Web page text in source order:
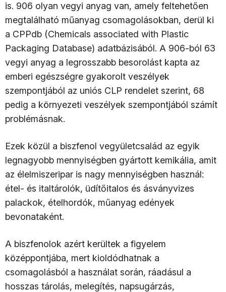
is. 906 olyan vegyi anyag van, amely feltehetően
megtalálható műanyag csomagolásokban, derül ki
a CPPdb (Chemicals associated with Plastic
Packaging Database) adatbázisából. A 906-ból 63
vegyi anyag a legrosszabb besorolást kapta az
emberi egészségre gyakorolt veszélyek
szempontjából az uniós CLP rendelet szerint, 68
pedig a környezeti veszélyek szempontjából számít
problémásnak.
Ezek közül a biszfenol vegyületcsalád az egyik
legnagyobb mennyiségben gyártott kemikália, amit
az élelmiszeripar is nagy mennyiségben használ:
étel- és italtárolók, üdítőitalos és ásványvizes
palackok, ételhordók, műanyag edények
bevonataként.
A biszfenolok azért kerültek a figyelem
középpontjába, mert kioldódhatnak a
csomagolásból a használat során, ráadásul a
hosszas tárolás, melegítés, napsugárzás,